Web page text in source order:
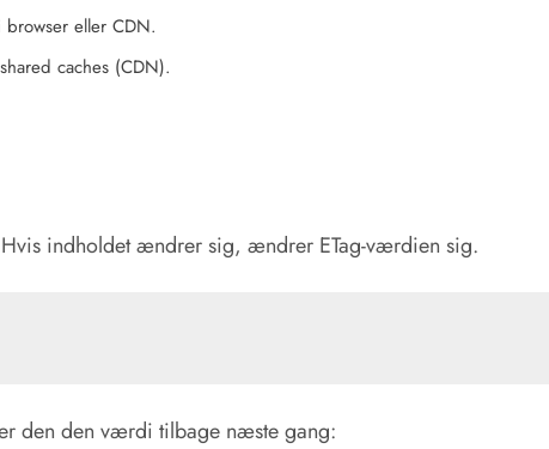
eller CDN.
caches (CDN).
indholdet ændrer sig, ændrer ETag-værdien sig.
den den værdi tilbage næste gang: